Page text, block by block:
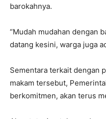
barokahnya.
“Mudah mudahan dengan
datang kesini, warga juga
Sementara terkait dengan
makam tersebut,
berkomitmen, akan terus